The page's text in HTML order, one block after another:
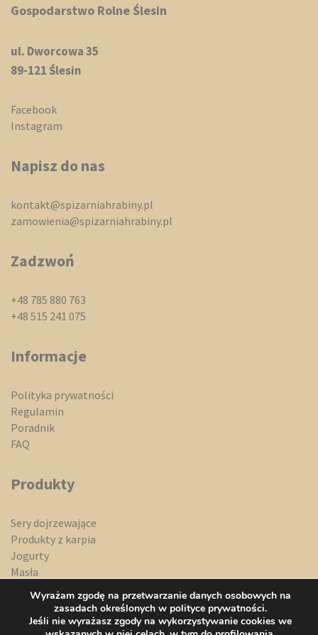
Gospodarstwo Rolne Ślesin
ul. Dworcowa 35
89-121 Ślesin
Facebook
Instagram
Napisz do nas
kontakt@spizarniahrabiny.pl
zamowienia@spizarniahrabiny.pl
Zadzwoń
+48 785 880 763
+48 515 241 075
Informacje
Polityka prywatności
Regulamin
Poradnik
FAQ
Produkty
Sery dojrzewające
Produkty z karpia
Jogurty
Masła
Miody
Słodycze
Przeciery owocowe
Wyrażam zgodę na przetwarzanie danych osobowych na
zasadach określonych w polityce prywatności.
Jeśli nie wyrażasz zgody na wykorzystywanie cookies we